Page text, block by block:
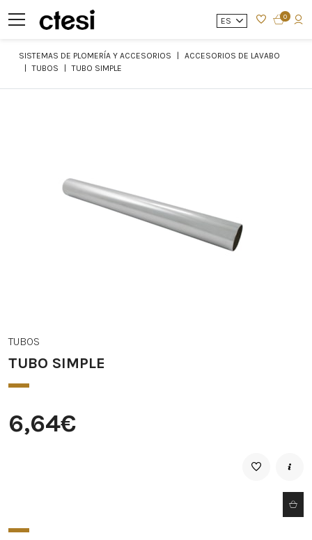
ES 0
SISTEMAS DE PLOMERÍA Y ACCESORIOS
ACCESORIOS DE LAVABO
TUBOS
TUBO SIMPLE
TUBOS
TUBO SIMPLE
6,64€